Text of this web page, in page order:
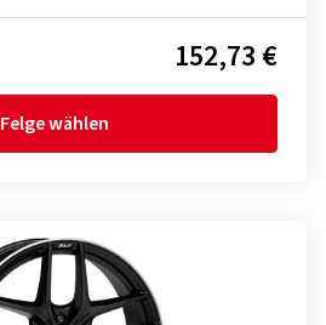
152,73 €
Felge wählen